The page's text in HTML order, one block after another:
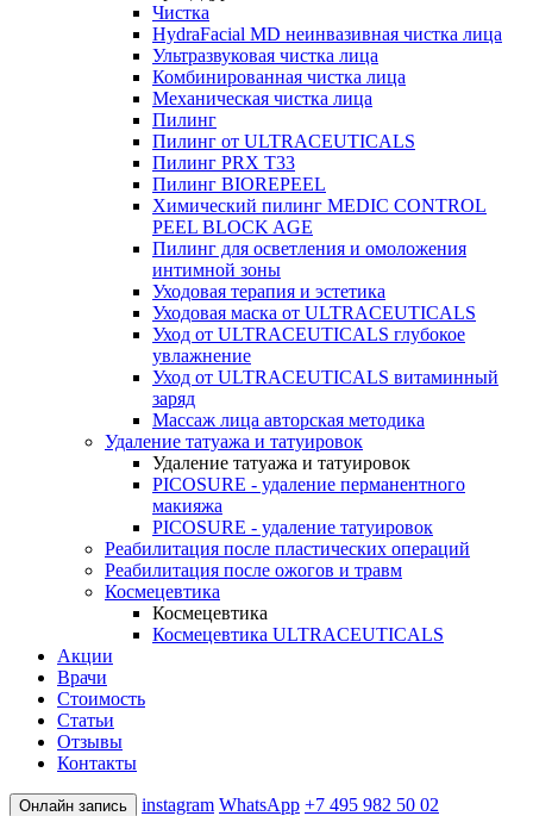
Чистка
HydraFacial MD неинвазивная чистка лица
Ультразвуковая чистка лица
Комбинированная чистка лица
Механическая чистка лица
Пилинг
Пилинг от ULTRACEUTICALS
Пилинг PRX T33
Пилинг BIOREPEEL
Химический пилинг MEDIC CONTROL
PEEL BLOCK AGE
Пилинг для осветления и омоложения
интимной зоны
Уходовая терапия и эстетика
Уходовая маска от ULTRACEUTICALS
Уход от ULTRACEUTICALS глубокое
увлажнение
Уход от ULTRACEUTICALS витаминный
заряд
Массаж лица авторская методика
Удаление татуажа и татуировок
Удаление татуажа и татуировок
PICOSURE - удаление перманентного
макияжа
PICOSURE - удаление татуировок
Реабилитация после пластических операций
Реабилитация после ожогов и травм
Космецевтика
Космецевтика
Космецевтика ULTRACEUTICALS
Акции
Врачи
Стоимость
Статьи
Отзывы
Контакты
Онлайн запись instagram WhatsApp +7 495 982 50 02